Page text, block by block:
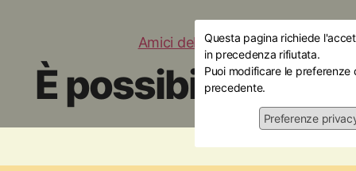
Questa pagina richiede
in precedenza rifiutata.
Puoi modificare le
precedente.
Preferenze
Amici della Storia Attualità
È possibile
11/